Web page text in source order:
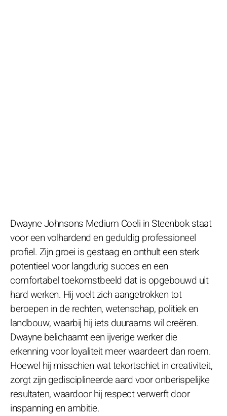
Dwayne Johnsons Medium Coeli in Steenbok staat
voor een volhardend en geduldig professioneel
profiel. Zijn groei is gestaag en onthult een sterk
potentieel voor langdurig succes en een
comfortabel toekomstbeeld dat is opgebouwd uit
hard werken. Hij voelt zich aangetrokken tot
beroepen in de rechten, wetenschap, politiek en
landbouw, waarbij hij iets duuraams wil creëren.
Dwayne belichaamt een ijverige werker die
erkenning voor loyaliteit meer waardeert dan roem.
Hoewel hij misschien wat tekortschiet in creativiteit,
zorgt zijn gedisciplineerde aard voor onberispelijke
resultaten, waardoor hij respect verwerft door
inspanning en ambitie.